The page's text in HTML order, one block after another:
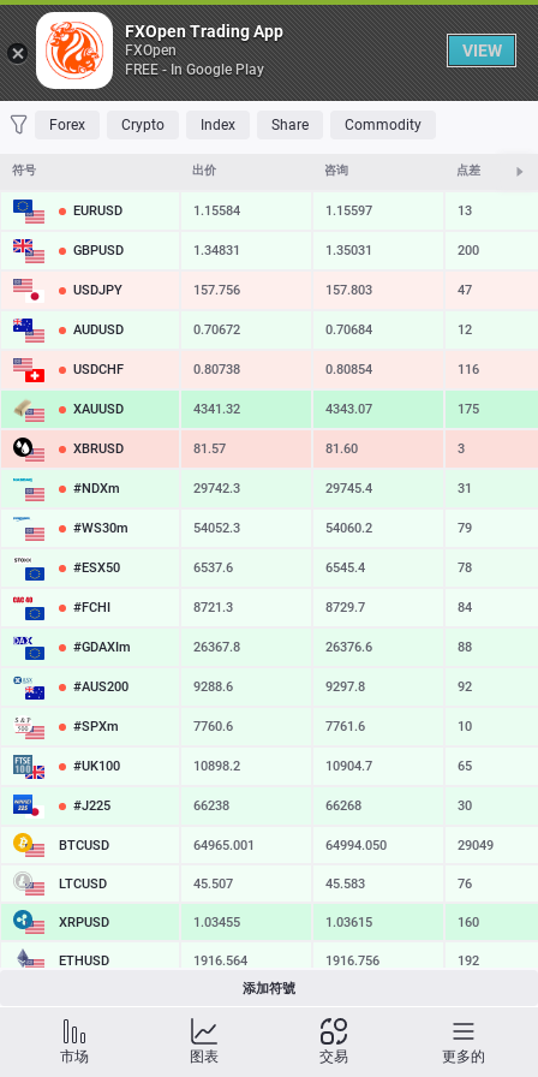
桌子
收藏 夹 交易量最大 最大涨幅 最大跌幅 最易挥发
Forex Crypto Index Share Commodity
符号 出价 咨询 点差
EURUSD 1.15584 1.15597 13
GBPUSD 1.34831 1.35031 200
USDJPY 157.756 157.803 47
AUDUSD 0.70672 0.70684 12
USDCHF 0.80738 0.80854 116
XAUUSD 4341.32 4343.07 175
XBRUSD 81.57 81.60 3
#NDXm 29742.3 29745.4 31
#WS30m 54052.3 54060.2 79
#ESX50 6537.6 6545.4 78
#FCHI 8721.3 8729.7 84
#GDAXIm 26367.8 26376.6 88
#AUS200 9288.6 9297.8 92
#SPXm 7760.6 7761.6 10
#UK100 10898.2 10904.7 65
#J225 66238 66268 30
BTCUSD 64965.001 64994.050 29049
LTCUSD 45.507 45.583 76
XRPUSD 1.03455 1.03615 160
ETHUSD 1916.564 1916.756 192
SOLUSD 74.72 74.82 10
添加符號
市场 图表 交易 更多的
FXOpen Trading App
FXOpen
FREE - In Google Play
VIEW